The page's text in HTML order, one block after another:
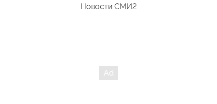
Новости СМИ2